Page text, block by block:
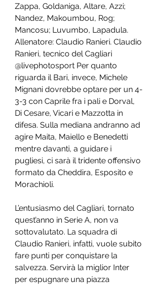
Zappa, Goldaniga, Altare, Azzi;
Nandez, Makoumbou, Rog;
Mancosu; Luvumbo, Lapadula.
Allenatore: Claudio Ranieri. Claudio
Ranieri, tecnico del Cagliari
@livephotosport Per quanto
riguarda il Bari, invece, Michele
Mignani dovrebbe optare per un 4-
3-3 con Caprile fra i pali e Dorval,
Di Cesare, Vicari e Mazzotta in
difesa. Sulla mediana andranno ad
agire Maita, Maiello e Benedetti
mentre davanti, a guidare i
pugliesi, ci sarà il tridente offensivo
formato da Cheddira, Esposito e
Morachioli.
L’entusiasmo del Cagliari, tornato
quest’anno in Serie A, non va
sottovalutato. La squadra di
Claudio Ranieri, infatti, vuole subito
fare punti per conquistare la
salvezza. Servirà la miglior Inter
per espugnare una piazza